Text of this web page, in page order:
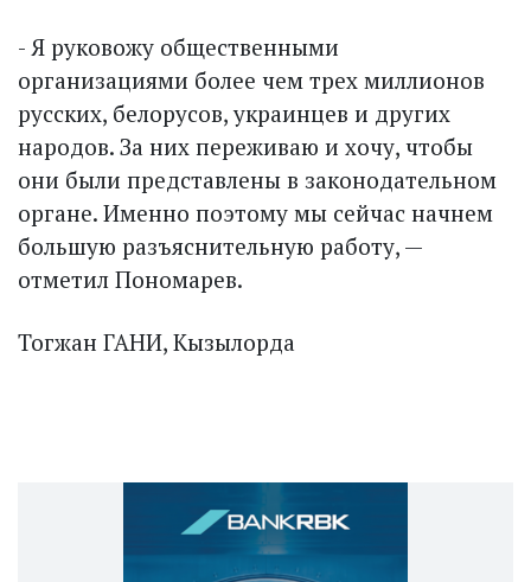
- Я руковожу общественными
организациями более чем трех миллионов
русских, белорусов, украинцев и других
народов. За них переживаю и хочу, чтобы
они были представлены в законодательном
органе. Именно поэтому мы сейчас начнем
большую разъяснительную работу, —
отметил Пономарев.
Тогжан ГАНИ, Кызылорда